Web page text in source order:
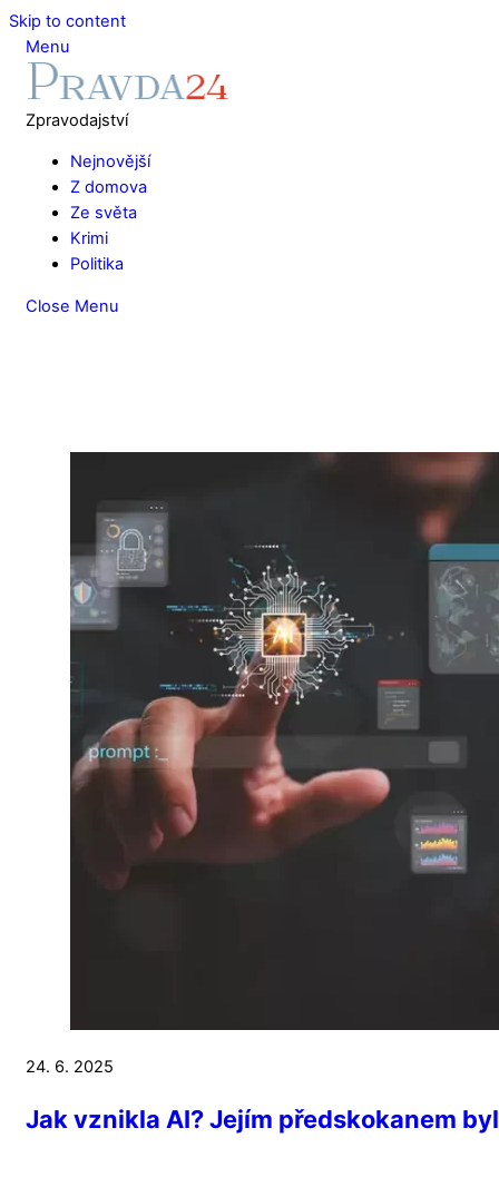
Skip to content
Menu
Zpravodajství
Nejnovější
Z domova
Ze světa
Krimi
Politika
Close Menu
24. 6. 2025
Jak vznikla AI? Jejím předskokanem